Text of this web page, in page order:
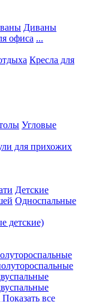
Диваны
офиса ...
Кресла для
Угловые
для прихожих
Детские
Односпальные
детские)
Показать все